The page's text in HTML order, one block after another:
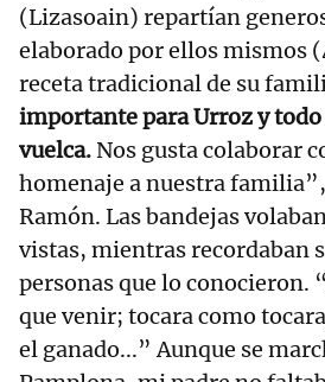
(Lizasoain) repartían
elaborado por ellos mismos
receta tradicional de su
importante para Urroz y todo
vuelca. Nos gusta colaborar
homenaje a nuestra familia”,
Ramón. Las bandejas
vistas, mientras recordaban
personas que lo conocieron.
que venir; tocara como
el ganado...” Aunque se